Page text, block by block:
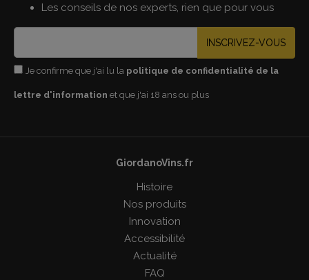
Les conseils de nos experts, rien que pour vous
INSCRIVEZ-VOUS
Je confirme que j'ai lu la politique de confidentialité de la
lettre d'information et que j'ai 18 ans ou plus
GiordanoVins.fr
Histoire
Nos produits
Innovation
Accessibilité
Actualité
FAQ